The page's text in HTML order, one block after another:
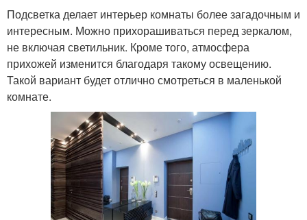
Подсветка делает интерьер комнаты более загадочным и
интересным. Можно прихорашиваться перед зеркалом,
не включая светильник. Кроме того, атмосфера
прихожей изменится благодаря такому освещению.
Такой вариант будет отлично смотреться в маленькой
комнате.